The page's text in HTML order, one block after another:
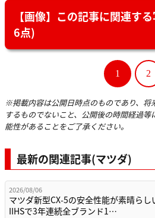
【画像】この記事に関連す
6点)
1 2
※掲載内容は公開日時点のものであり、将
するものでないこと、公開後の時間経過
能性があることをご了承ください。
最新の関連記事(マツダ)
2026/08/06
マツダ新型CX-5の安全性能が素晴らし
IIHSで3年連続全ブランド1…